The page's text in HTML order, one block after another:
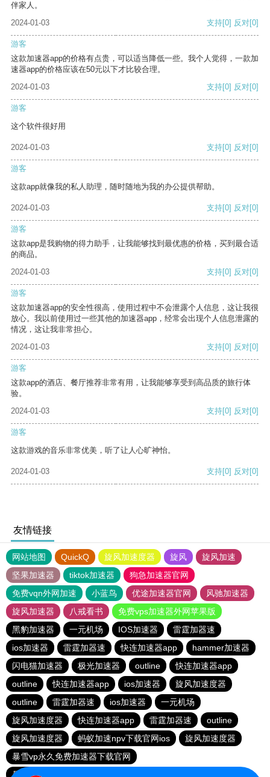
伴家人。
2024-01-03
支持[0] 反对[0]
游客
这款加速器app的价格有点贵，可以适当降低一些。我个人觉得，一款加
速器app的价格应该在50元以下才比较合理。
2024-01-03
支持[0] 反对[0]
游客
这个软件很好用
2024-01-03 支持[0] 反对[0]
游客
这款app就像我的私人助理，随时随地为我的办公提供帮助。
2024-01-03 支持[0] 反对[0]
游客
这款app是我购物的得力助手，让我能够找到最优惠的价格，买到最合适
的商品。
2024-01-03
支持[0] 反对[0]
游客
这款加速器app的安全性很高，使用过程中不会泄露个人信息，这让我很
放心。我以前使用过一些其他的加速器app，经常会出现个人信息泄露的
情况，这让我非常担心。
2024-01-03
支持[0] 反对[0]
游客
这款app的酒店、餐厅推荐非常有用，让我能够享受到高品质的旅行体
验。
2024-01-03
支持[0] 反对[0]
游客
这款游戏的音乐非常优美，听了让人心旷神怡。
2024-01-03 支持[0] 反对[0]
友情链接
网站地图 QuickQ 旋风加速度器 旋风
旋风加速
坚果加速器
tiktok加速器
狗急加速器官网
免费vqn外网加速
小蓝鸟 优途加速器官网
风驰加速器
旋风加速器
八戒看书
免费vps加速器外网苹果版
黑豹加速器
一元机场 IOS加速器
雷霆加器速
ios加速器
雷霆加器速 快连加速器app
hammer加速器
闪电猫加速器
极光加速器 outline
快连加速器app
outline
快连加速器app ios加速器
旋风加速度器
outline
雷霆加器速 ios加速器
一元机场
旋风加速度器
快连加速器app 雷霆加器速
outline
旋风加速度器
蚂蚁加速npv下载官网ios
旋风加速度器
暴雪vp永久免费加速器下载官网
暴雪vp永久免费加速器下载官网